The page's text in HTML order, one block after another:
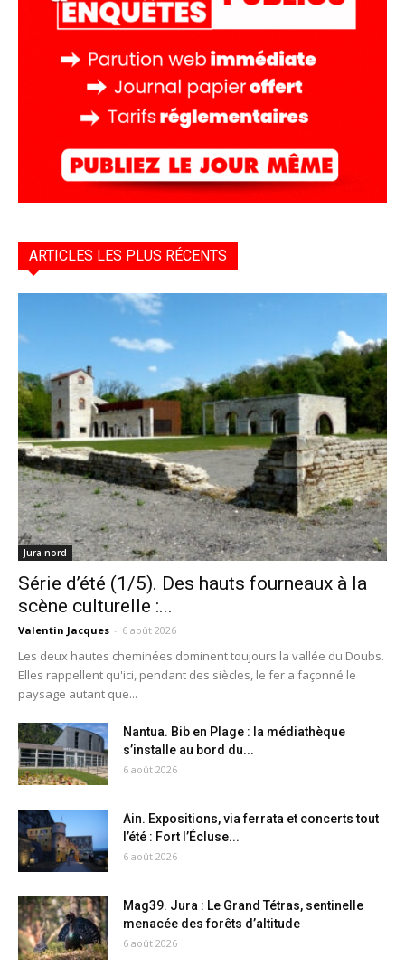
ARTICLES LES PLUS RÉCENTS
Jura nord
Série d’été (1/5). Des hauts fourneaux à la
scène culturelle :...
Valentin Jacques - 6 août 2026
Les deux hautes cheminées dominent toujours la vallée du Doubs.
Elles rappellent qu'ici, pendant des siècles, le fer a façonné le
paysage autant que...
Nantua. Bib en Plage : la médiathèque
s’installe au bord du...
6 août 2026
Ain. Expositions, via ferrata et concerts tout
l’été : Fort l’Écluse...
6 août 2026
Mag39. Jura : Le Grand Tétras, sentinelle
menacée des forêts d’altitude
6 août 2026